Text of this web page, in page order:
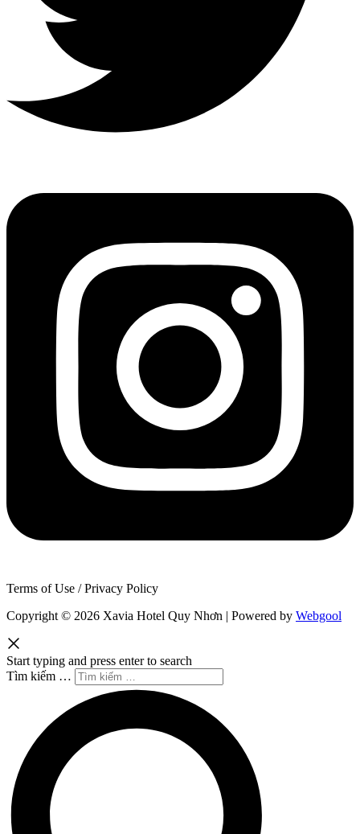
Terms of Use / Privacy Policy
Copyright © 2026 Xavia Hotel Quy Nhơn | Powered by Webgool
Start typing and press enter to search
Tìm kiếm …